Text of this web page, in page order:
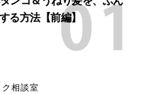
る方法【前編】
相談室